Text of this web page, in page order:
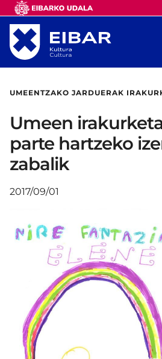
UMEENTZAKO JARDUERAK
Umeen
parte hartzeko
zabalik
2017/09/01